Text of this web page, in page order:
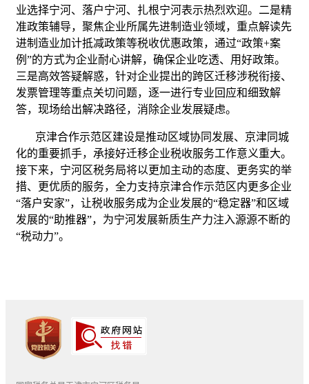
业选择宁河、落户宁河、扎根宁河表示热烈欢迎。二是精
准政策辅导，聚焦企业所属先进制造业领域，重点解读先
进制造业加计抵减政策等税收优惠政策，通过“政策+案
例”的方式为企业耐心讲解，确保企业吃透、用好政策。
三是高效答疑解惑，针对企业提出的跨区迁移涉税衔接、
发票管理等重点关切问题，逐一进行专业回应和细致解
答，现场给出解决路径，消除企业发展疑虑。
京津合作示范区建设是推动区域协同发展、京津同城
化的重要抓手，承接好迁移企业税收服务工作意义重大。
接下来，宁河区税务局将以更加主动的态度、更务实的举
措、更优质的服务，全力支持京津合作示范区内更多企业
“落户安家”，让税收服务成为企业发展的“稳定器”和区域
发展的“助推器”，为宁河发展新质生产力注入源源不断的
“税动力”。